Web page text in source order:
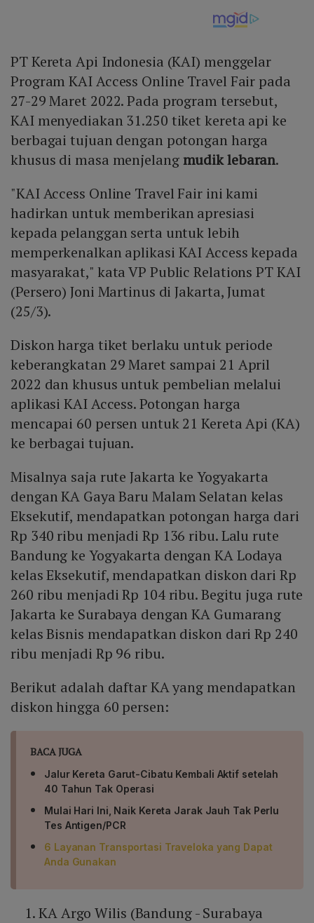
PT Kereta Api Indonesia (KAI) menggelar
Program KAI Access Online Travel Fair pada
27-29 Maret 2022. Pada program tersebut,
KAI menyediakan 31.250 tiket kereta api ke
berbagai tujuan dengan potongan harga
khusus di masa menjelangmudik lebaran.
"KAI Access Online Travel Fair ini kami
hadirkan untuk memberikan apresiasi
kepada pelanggan serta untuk lebih
memperkenalkan aplikasi KAI Access kepada
masyarakat," kata VP Public Relations PT KAI
(Persero) Joni Martinus di Jakarta, Jumat
(25/3).
Diskon harga tiket berlaku untuk periode
keberangkatan 29 Maret sampai 21 April
2022 dan khusus untuk pembelian melalui
aplikasi KAI Access. Potongan harga
mencapai 60 persen untuk 21 Kereta Api (KA)
ke berbagai tujuan.
Misalnya saja rute Jakarta ke Yogyakarta
dengan KA Gaya Baru Malam Selatan kelas
Eksekutif, mendapatkan potongan harga dari
Rp 340 ribu menjadi Rp 136 ribu. Lalu rute
Bandung ke Yogyakarta dengan KA Lodaya
kelas Eksekutif, mendapatkan diskon dari Rp
260 ribu menjadi Rp 104 ribu. Begitu juga rute
Jakarta ke Surabaya dengan KA Gumarang
kelas Bisnis mendapatkan diskon dari Rp 240
ribu menjadi Rp 96 ribu.
Berikut adalah daftar KA yang mendapatkan
diskon hingga 60 persen:
BACA JUGA
Jalur Kereta Garut-Cibatu Kembali Aktif setelah
40 Tahun Tak Operasi
Mulai Hari Ini, Naik Kereta Jarak Jauh Tak Perlu
Tes Antigen/PCR
6 Layanan Transportasi Traveloka yang Dapat
Anda Gunakan
KA Argo Wilis (Bandung - Surabaya